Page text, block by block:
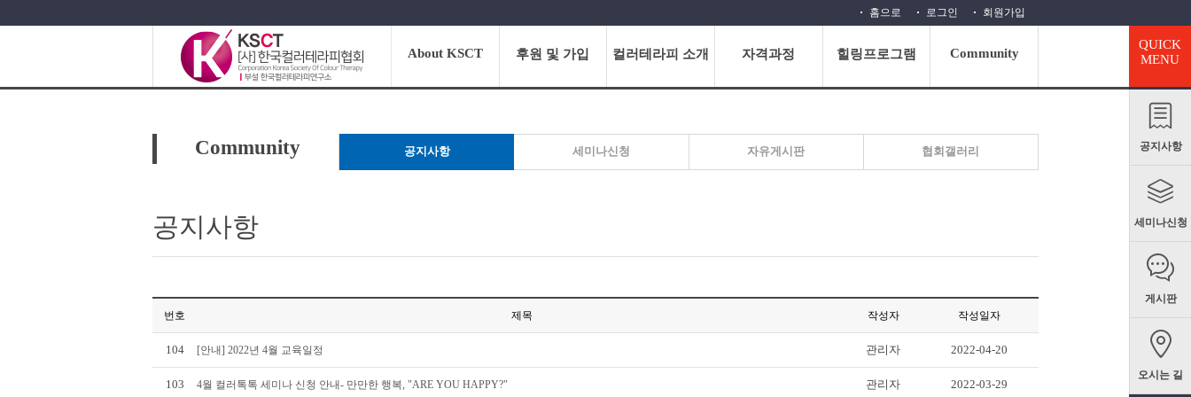
QUICK
MENU
공지사항
세미나신청
게시판
오시는 길
홈으로 로그인 회원가입
About KSCT 후원 및 가입 컬러테라피 소개 자격과정 힐링프로그램 Community
Community 공지사항 세미나신청 자유게시판 협회갤러리
공지사항
번호 제목 작성자 작성일자
104 [안내] 2022년 4월 교육일정 관리자 2022-04-20
103 4월 컬러톡톡 세미나 신청 안내- 만만한 행복, "ARE YOU HAPPY?" 관리자 2022-03-29